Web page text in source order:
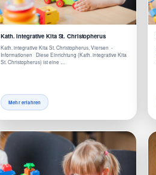
Kath. integrative Kita St. Christopherus
Kath. integrative Kita St. Christopherus, Viersen -
Informationen Diese Einrichtung (Kath. integrative Kita
St. Christopherus) ist eine …
Mehr erfahren